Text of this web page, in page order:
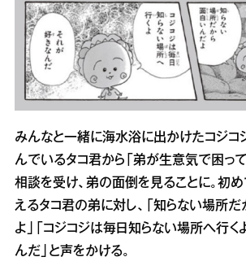
みんなと一緒に海水浴に出かけたコジコ
んでいるタコ君から「弟が生意気で困っ
相談を受け、弟の面倒を見ることに。初
えるタコ君の弟に対し、「知らない場所
よ」「コジコジは毎日知らない場所へ行く
んだ」と声をかける。